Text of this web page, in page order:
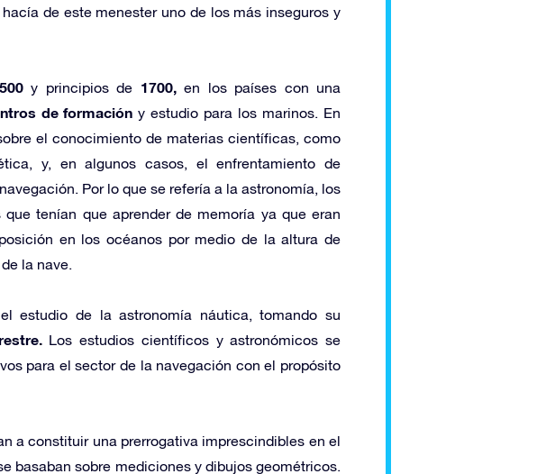
de este menester uno de los más inseguros y
y principios de 1700,en los países con una
de formación y estudio para los marinos. En
el conocimiento de materias científicas, como
y, en algunos casos, el enfrentamiento de
Por lo que se refería a la astronomía, los
tenían que aprender de memoría ya que eran
en los océanos por medio de la altura de
la nave.
estudio de la astronomía náutica, tomando su
Los estudios científicos y astronómicos se
para el sector de la navegación con el propósito
a constituir una prerrogativa imprescindibles en el
basaban sobre mediciones y dibujos geométricos.